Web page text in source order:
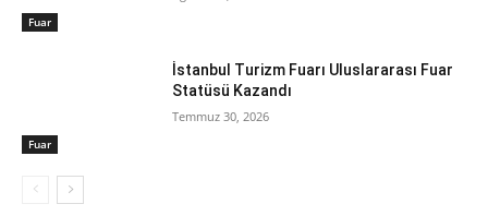
Fuar
Fuar
İstanbul Turizm Fuarı Uluslararası Fuar
Statüsü Kazandı
Temmuz 30, 2026